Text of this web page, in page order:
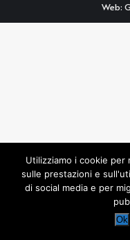
Web:
Utilizziamo i cookie per
sulle prestazioni e
di social media e per
Ok